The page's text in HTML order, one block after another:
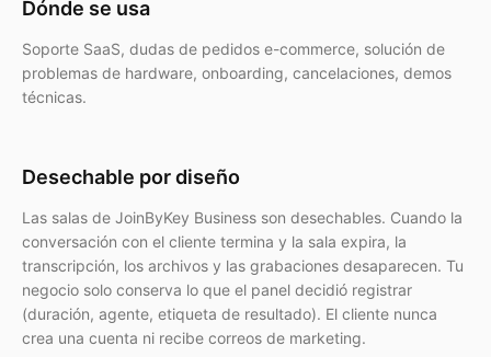
Dónde se usa
Soporte SaaS, dudas de pedidos e-commerce, solución de
problemas de hardware, onboarding, cancelaciones, demos
técnicas.
Desechable por diseño
Las salas de JoinByKey Business son desechables. Cuando la
conversación con el cliente termina y la sala expira, la
transcripción, los archivos y las grabaciones desaparecen. Tu
negocio solo conserva lo que el panel decidió registrar
(duración, agente, etiqueta de resultado). El cliente nunca
crea una cuenta ni recibe correos de marketing.